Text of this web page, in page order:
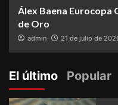
Álex Baena Eurocopa
de Oro
admin 21 de julio de
El último Popular